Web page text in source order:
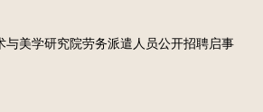
与美学研究院劳务派遣人员公开招聘启事